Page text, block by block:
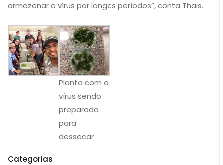
armazenar o vírus por longos períodos”, conta Thais.
Planta com o
vírus sendo
preparada
para
dessecar
Categorias